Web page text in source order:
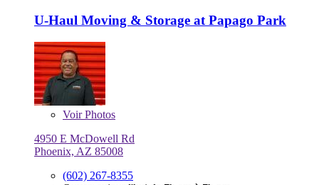
U-Haul Moving & Storage at Papago Park
VoirPhotos
4950 E McDowell Rd
Phoenix, AZ 85008
(602) 267-8355